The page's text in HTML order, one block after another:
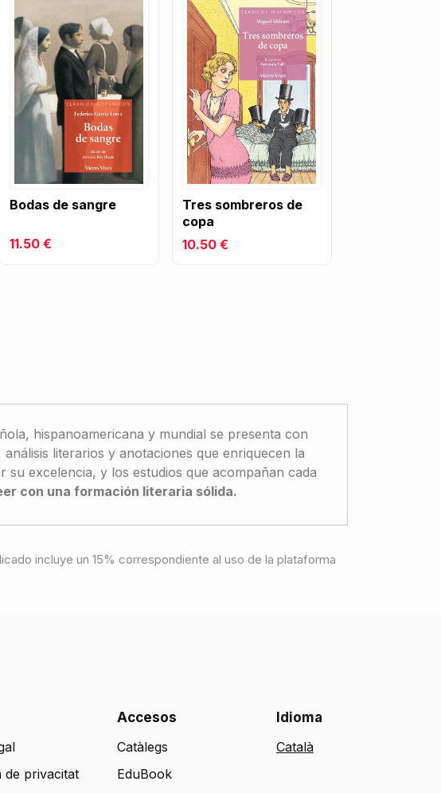
Bodas de sangre
11.50 €
Tres sombreros de
copa
10.50 €
hispanoamericana y mundial se presenta con
literarios y anotaciones que enriquecen la
excelencia, y los estudios que acompañan cada
con una formación literaria sólida.
incluye un 15% correspondiente al uso de la plataforma
de privacitat
Accesos
Catàlegs
EduBook
Idioma